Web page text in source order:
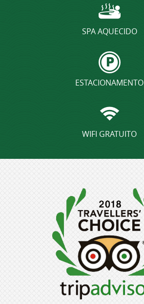
SPA AQUECIDO
ESTACIONAMENTO
WIFI GRATUITO